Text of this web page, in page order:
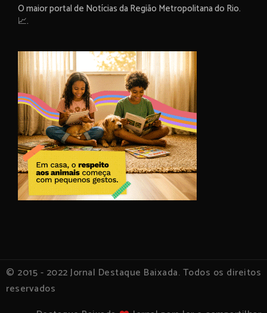
O maior portal de Notícias da Região Metropolitana do Rio.
📈.
© 2015 - 2022 Jornal Destaque Baixada. Todos os direitos
reservados